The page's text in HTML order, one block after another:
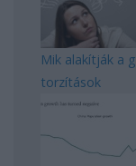
Mik alakítják a
torzítások